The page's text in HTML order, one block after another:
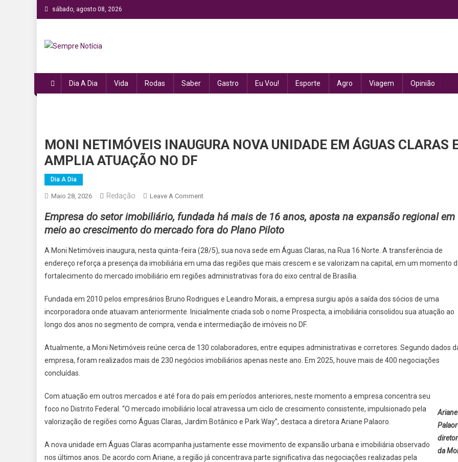
Skip
to
sábado, agosto 08, 2026
Dia A Dia Vida Rodas Saber Gastro Eu Vou! Esporte Agro Viagem Opinião
MONI NETIMÓVEIS INAUGURA NOVA UNIDADE EM ÁGUAS CLARAS
AMPLIA ATUAÇÃO NO DF
Dia A Dia
Maio 28, 2026 Redação Leave A CommentOn
NETIMÓVEIS
INAUGURA
UNIDADE
EM
ÁGUAS
E
AMPLIA
ATUAÇÃO
DF
Empresa do setor imobiliário, fundada há mais de 16 anos, aposta na expansão regional em
meio ao crescimento do mercado fora do Plano Piloto
A Moni Netimóveis inaugura, nesta quinta-feira (28/5), sua nova sede em Águas Claras, na Rua 16 Norte. A transferência de
endereço reforça a presença da imobiliária em uma das regiões que mais crescem e se valorizam na capital, em um momento
fortalecimento do mercado imobiliário em regiões administrativas fora do eixo central de Brasília.
Fundada em 2010 pelos empresários Bruno Rodrigues e Leandro Morais, a empresa surgiu após a saída dos sócios de uma
incorporadora onde atuavam anteriormente. Inicialmente criada sob o nome Prospecta, a imobiliária consolidou sua atuação ao
longo dos anos no segmento de compra, venda e intermediação de imóveis no DF.
Atualmente, a Moni Netimóveis reúne cerca de 130 colaboradores, entre equipes administrativas e corretores. Segundo dados
empresa, foram realizados mais de 230 negócios imobiliários apenas neste ano. Em 2025, houve mais de 400 negociações
concluídas.
Ariane
da
Com atuação em outros mercados e até fora do país em períodos anteriores, neste momento a empresa concentra seu
foco no Distrito Federal. “O mercado imobiliário local atravessa um ciclo de crescimento consistente, impulsionado pela
valorização de regiões como Águas Claras, Jardim Botânico e Park Way”, destaca a diretora Ariane Palaoro.
A nova unidade em Águas Claras acompanha justamente esse movimento de expansão urbana e imobiliária observado
nos últimos anos. De acordo com Ariane, a região já concentrava parte significativa das negociações realizadas pela